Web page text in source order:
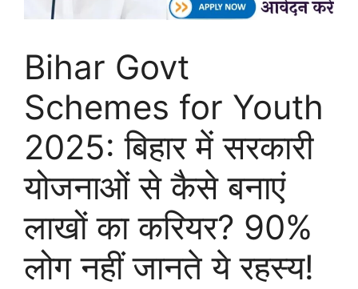
Bihar Govt
Schemes for Youth
2025: बिहार में सरकारी
योजनाओं से कैसे बनाएं
लाखों का करियर? 90%
लोग नहीं जानते ये रहस्य!